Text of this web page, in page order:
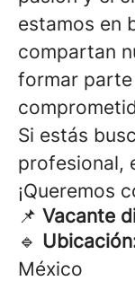
estamos en
compartan
formar
Si estás
profesional,
¡Queremos
📌 Vacante
🔹
México